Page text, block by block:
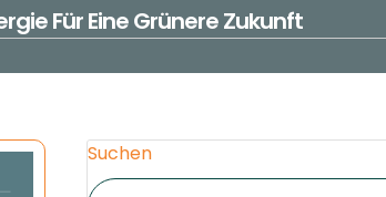
Für Eine Grünere Zukunft
Suchen